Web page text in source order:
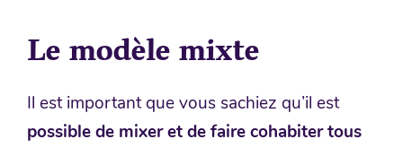
Le modèle mixte
Il est important que vous sachiez qu’il est
possible de mixer et de faire cohabiter tous